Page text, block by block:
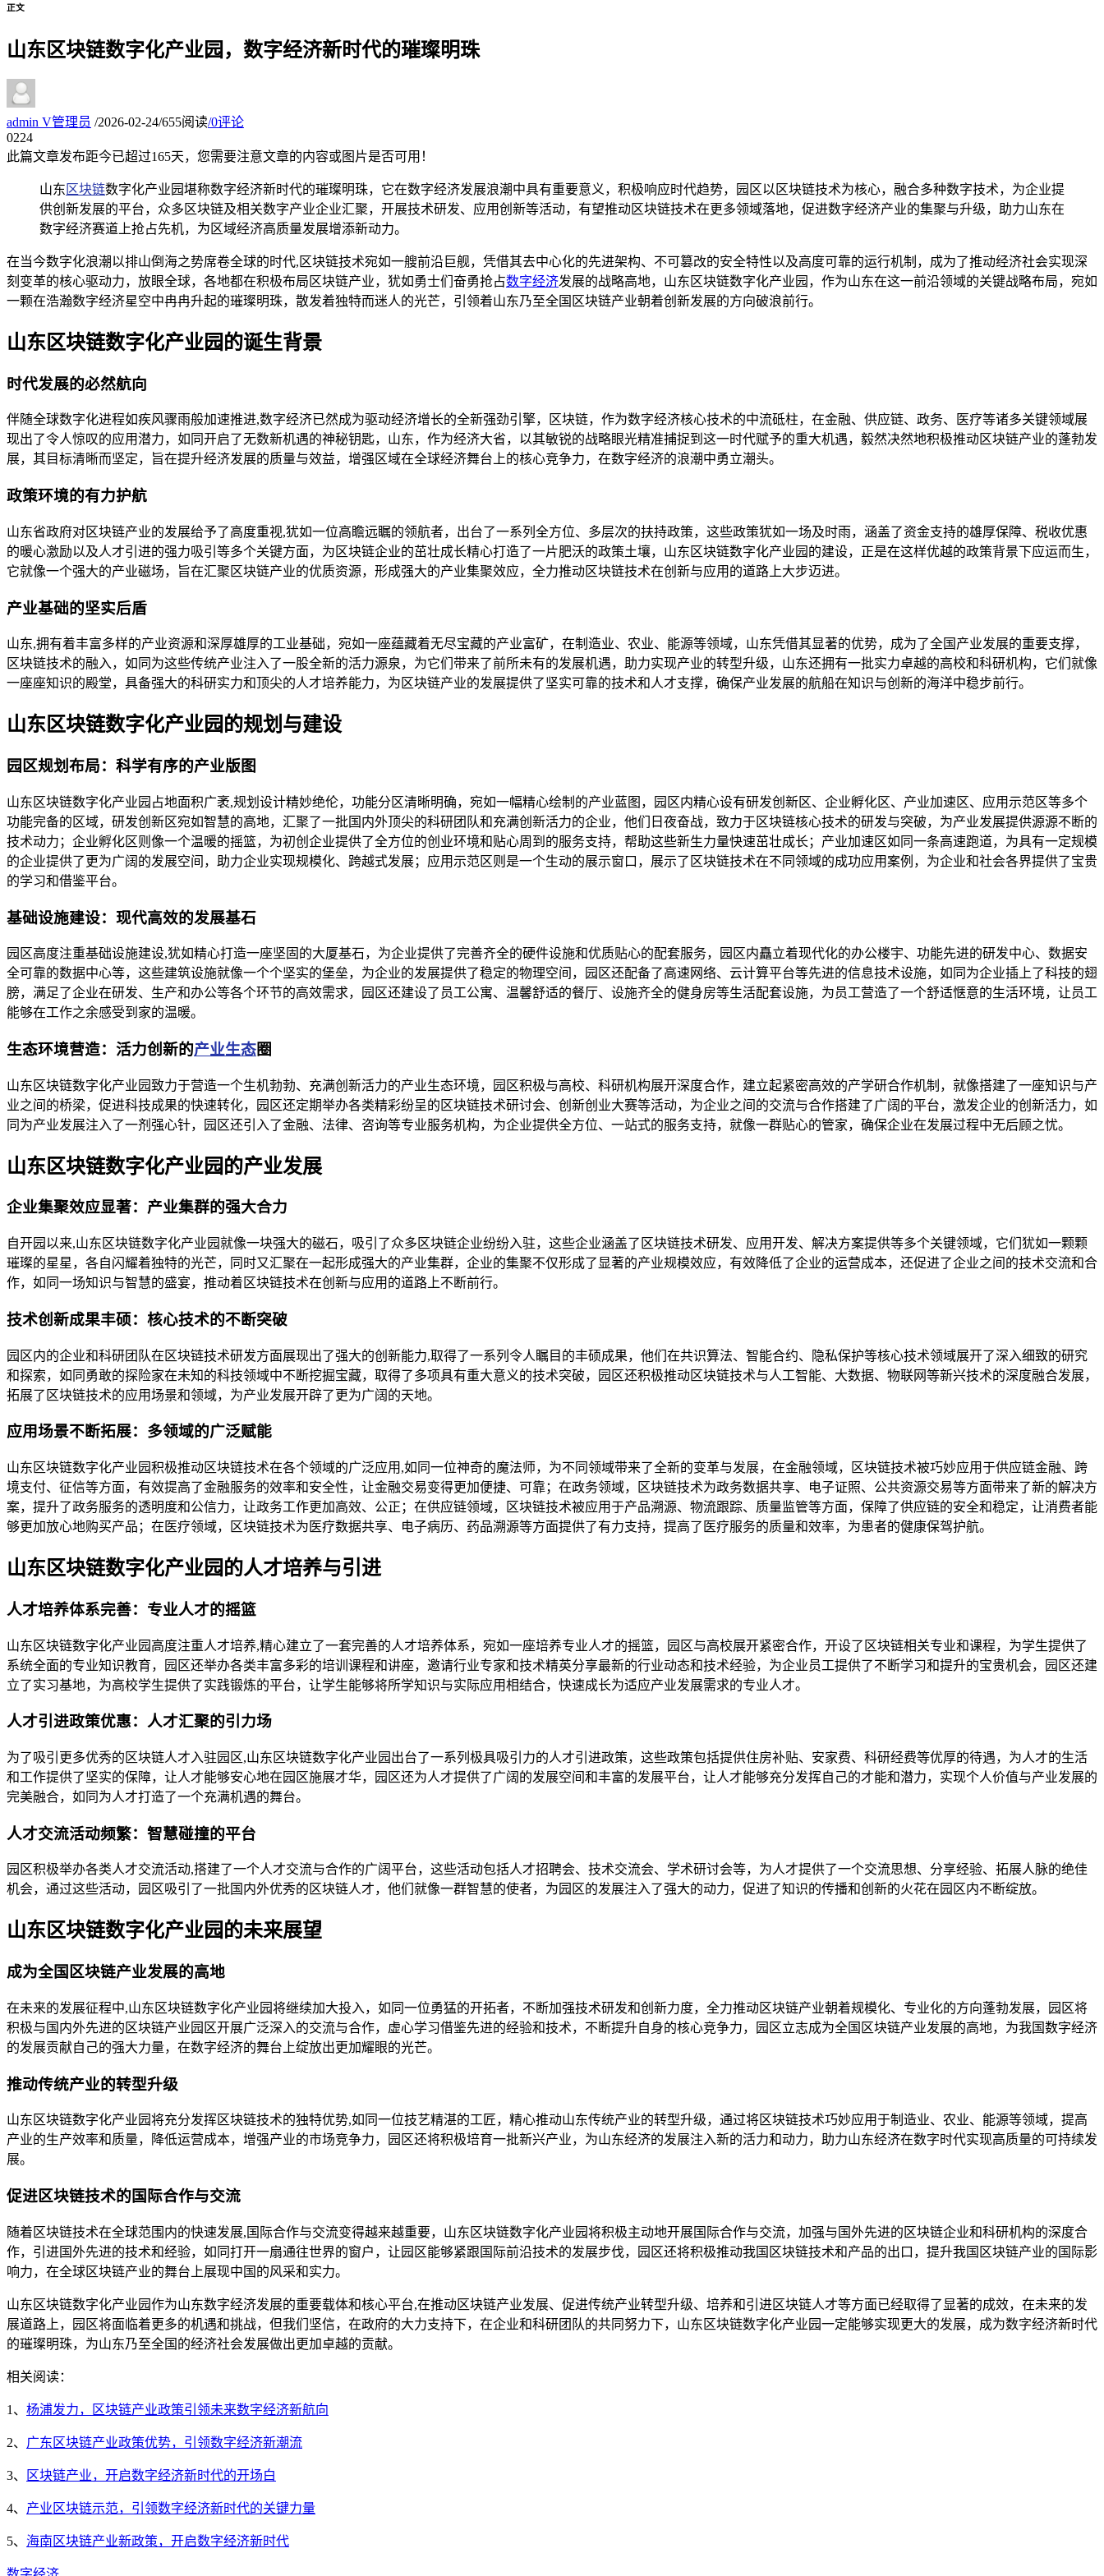
正文
山东区块链数字化产业园，数字经济新时代的璀璨明珠
admin V管理员 /2026-02-24/655阅读/0评论
0224
此篇文章发布距今已超过165天，您需要注意文章的内容或图片是否可用！
山东 区块链数字化产业园堪称数字经济新时代的璀璨明珠，它在数字经济发展浪潮中具有重要意义，积极响应时代趋势，园区以区块链技术为核心，融合多种数字技术，为企业提
供创新发展的平台，众多区块链及相关数字产业企业汇聚，开展技术研发、应用创新等活动，有望推动区块链技术在更多领域落地，促进数字经济产业的集聚与升级，助力山东在
数字经济赛道上抢占先机，为区域经济高质量发展增添新动力。
在当今数字化浪潮以排山倒海之势席卷全球的时代,区块链技术宛如一艘前沿巨舰，凭借其去中心化的先进架构、不可篡改的安全特性以及高度可靠的运行机制，成为了推动经济社会实现深
刻变革的核心驱动力，放眼全球，各地都在积极布局区块链产业，犹如勇士们奋勇抢占数字经济发展的战略高地，山东区块链数字化产业园，作为山东在这一前沿领域的关键战略布局，宛如
一颗在浩瀚数字经济星空中冉冉升起的璀璨明珠，散发着独特而迷人的光芒，引领着山东乃至全国区块链产业朝着创新发展的方向破浪前行。
山东区块链数字化产业园的诞生背景
时代发展的必然航向
伴随全球数字化进程如疾风骤雨般加速推进,数字经济已然成为驱动经济增长的全新强劲引擎，区块链，作为数字经济核心技术的中流砥柱，在金融、供应链、政务、医疗等诸多关键领域展
现出了令人惊叹的应用潜力，如同开启了无数新机遇的神秘钥匙，山东，作为经济大省，以其敏锐的战略眼光精准捕捉到这一时代赋予的重大机遇，毅然决然地积极推动区块链产业的蓬勃发
展，其目标清晰而坚定，旨在提升经济发展的质量与效益，增强区域在全球经济舞台上的核心竞争力，在数字经济的浪潮中勇立潮头。
政策环境的有力护航
山东省政府对区块链产业的发展给予了高度重视,犹如一位高瞻远瞩的领航者，出台了一系列全方位、多层次的扶持政策，这些政策犹如一场及时雨，涵盖了资金支持的雄厚保障、税收优惠
的暖心激励以及人才引进的强力吸引等多个关键方面，为区块链企业的茁壮成长精心打造了一片肥沃的政策土壤，山东区块链数字化产业园的建设，正是在这样优越的政策背景下应运而生，
它就像一个强大的产业磁场，旨在汇聚区块链产业的优质资源，形成强大的产业集聚效应，全力推动区块链技术在创新与应用的道路上大步迈进。
产业基础的坚实后盾
山东,拥有着丰富多样的产业资源和深厚雄厚的工业基础，宛如一座蕴藏着无尽宝藏的产业富矿，在制造业、农业、能源等领域，山东凭借其显著的优势，成为了全国产业发展的重要支撑，
区块链技术的融入，如同为这些传统产业注入了一股全新的活力源泉，为它们带来了前所未有的发展机遇，助力实现产业的转型升级，山东还拥有一批实力卓越的高校和科研机构，它们就像
一座座知识的殿堂，具备强大的科研实力和顶尖的人才培养能力，为区块链产业的发展提供了坚实可靠的技术和人才支撑，确保产业发展的航船在知识与创新的海洋中稳步前行。
山东区块链数字化产业园的规划与建设
园区规划布局：科学有序的产业版图
山东区块链数字化产业园占地面积广袤,规划设计精妙绝伦，功能分区清晰明确，宛如一幅精心绘制的产业蓝图，园区内精心设有研发创新区、企业孵化区、产业加速区、应用示范区等多个
功能完备的区域，研发创新区宛如智慧的高地，汇聚了一批国内外顶尖的科研团队和充满创新活力的企业，他们日夜奋战，致力于区块链核心技术的研发与突破，为产业发展提供源源不断的
技术动力；企业孵化区则像一个温暖的摇篮，为初创企业提供了全方位的创业环境和贴心周到的服务支持，帮助这些新生力量快速茁壮成长；产业加速区如同一条高速跑道，为具有一定规模
的企业提供了更为广阔的发展空间，助力企业实现规模化、跨越式发展；应用示范区则是一个生动的展示窗口，展示了区块链技术在不同领域的成功应用案例，为企业和社会各界提供了宝贵
的学习和借鉴平台。
基础设施建设：现代高效的发展基石
园区高度注重基础设施建设,犹如精心打造一座坚固的大厦基石，为企业提供了完善齐全的硬件设施和优质贴心的配套服务，园区内矗立着现代化的办公楼宇、功能先进的研发中心、数据安
全可靠的数据中心等，这些建筑设施就像一个个坚实的堡垒，为企业的发展提供了稳定的物理空间，园区还配备了高速网络、云计算平台等先进的信息技术设施，如同为企业插上了科技的翅
膀，满足了企业在研发、生产和办公等各个环节的高效需求，园区还建设了员工公寓、温馨舒适的餐厅、设施齐全的健身房等生活配套设施，为员工营造了一个舒适惬意的生活环境，让员工
能够在工作之余感受到家的温暖。
生态环境营造：活力创新的产业生态圈
山东区块链数字化产业园致力于营造一个生机勃勃、充满创新活力的产业生态环境，园区积极与高校、科研机构展开深度合作，建立起紧密高效的产学研合作机制，就像搭建了一座知识与产
业之间的桥梁，促进科技成果的快速转化，园区还定期举办各类精彩纷呈的区块链技术研讨会、创新创业大赛等活动，为企业之间的交流与合作搭建了广阔的平台，激发企业的创新活力，如
同为产业发展注入了一剂强心针，园区还引入了金融、法律、咨询等专业服务机构，为企业提供全方位、一站式的服务支持，就像一群贴心的管家，确保企业在发展过程中无后顾之忧。
山东区块链数字化产业园的产业发展
企业集聚效应显著：产业集群的强大合力
自开园以来,山东区块链数字化产业园就像一块强大的磁石，吸引了众多区块链企业纷纷入驻，这些企业涵盖了区块链技术研发、应用开发、解决方案提供等多个关键领域，它们犹如一颗颗
璀璨的星星，各自闪耀着独特的光芒，同时又汇聚在一起形成强大的产业集群，企业的集聚不仅形成了显著的产业规模效应，有效降低了企业的运营成本，还促进了企业之间的技术交流和合
作，如同一场知识与智慧的盛宴，推动着区块链技术在创新与应用的道路上不断前行。
技术创新成果丰硕：核心技术的不断突破
园区内的企业和科研团队在区块链技术研发方面展现出了强大的创新能力,取得了一系列令人瞩目的丰硕成果，他们在共识算法、智能合约、隐私保护等核心技术领域展开了深入细致的研究
和探索，如同勇敢的探险家在未知的科技领域中不断挖掘宝藏，取得了多项具有重大意义的技术突破，园区还积极推动区块链技术与人工智能、大数据、物联网等新兴技术的深度融合发展，
拓展了区块链技术的应用场景和领域，为产业发展开辟了更为广阔的天地。
应用场景不断拓展：多领域的广泛赋能
山东区块链数字化产业园积极推动区块链技术在各个领域的广泛应用,如同一位神奇的魔法师，为不同领域带来了全新的变革与发展，在金融领域，区块链技术被巧妙应用于供应链金融、跨
境支付、征信等方面，有效提高了金融服务的效率和安全性，让金融交易变得更加便捷、可靠；在政务领域，区块链技术为政务数据共享、电子证照、公共资源交易等方面带来了新的解决方
案，提升了政务服务的透明度和公信力，让政务工作更加高效、公正；在供应链领域，区块链技术被应用于产品溯源、物流跟踪、质量监管等方面，保障了供应链的安全和稳定，让消费者能
够更加放心地购买产品；在医疗领域，区块链技术为医疗数据共享、电子病历、药品溯源等方面提供了有力支持，提高了医疗服务的质量和效率，为患者的健康保驾护航。
山东区块链数字化产业园的人才培养与引进
人才培养体系完善：专业人才的摇篮
山东区块链数字化产业园高度注重人才培养,精心建立了一套完善的人才培养体系，宛如一座培养专业人才的摇篮，园区与高校展开紧密合作，开设了区块链相关专业和课程，为学生提供了
系统全面的专业知识教育，园区还举办各类丰富多彩的培训课程和讲座，邀请行业专家和技术精英分享最新的行业动态和技术经验，为企业员工提供了不断学习和提升的宝贵机会，园区还建
立了实习基地，为高校学生提供了实践锻炼的平台，让学生能够将所学知识与实际应用相结合，快速成长为适应产业发展需求的专业人才。
人才引进政策优惠：人才汇聚的引力场
为了吸引更多优秀的区块链人才入驻园区,山东区块链数字化产业园出台了一系列极具吸引力的人才引进政策，这些政策包括提供住房补贴、安家费、科研经费等优厚的待遇，为人才的生活
和工作提供了坚实的保障，让人才能够安心地在园区施展才华，园区还为人才提供了广阔的发展空间和丰富的发展平台，让人才能够充分发挥自己的才能和潜力，实现个人价值与产业发展的
完美融合，如同为人才打造了一个充满机遇的舞台。
人才交流活动频繁：智慧碰撞的平台
园区积极举办各类人才交流活动,搭建了一个人才交流与合作的广阔平台，这些活动包括人才招聘会、技术交流会、学术研讨会等，为人才提供了一个交流思想、分享经验、拓展人脉的绝佳
机会，通过这些活动，园区吸引了一批国内外优秀的区块链人才，他们就像一群智慧的使者，为园区的发展注入了强大的动力，促进了知识的传播和创新的火花在园区内不断绽放。
山东区块链数字化产业园的未来展望
成为全国区块链产业发展的高地
在未来的发展征程中,山东区块链数字化产业园将继续加大投入，如同一位勇猛的开拓者，不断加强技术研发和创新力度，全力推动区块链产业朝着规模化、专业化的方向蓬勃发展，园区将
积极与国内外先进的区块链产业园区开展广泛深入的交流与合作，虚心学习借鉴先进的经验和技术，不断提升自身的核心竞争力，园区立志成为全国区块链产业发展的高地，为我国数字经济
的发展贡献自己的强大力量，在数字经济的舞台上绽放出更加耀眼的光芒。
推动传统产业的转型升级
山东区块链数字化产业园将充分发挥区块链技术的独特优势,如同一位技艺精湛的工匠，精心推动山东传统产业的转型升级，通过将区块链技术巧妙应用于制造业、农业、能源等领域，提高
产业的生产效率和质量，降低运营成本，增强产业的市场竞争力，园区还将积极培育一批新兴产业，为山东经济的发展注入新的活力和动力，助力山东经济在数字时代实现高质量的可持续发
展。
促进区块链技术的国际合作与交流
随着区块链技术在全球范围内的快速发展,国际合作与交流变得越来越重要，山东区块链数字化产业园将积极主动地开展国际合作与交流，加强与国外先进的区块链企业和科研机构的深度合
作，引进国外先进的技术和经验，如同打开一扇通往世界的窗户，让园区能够紧跟国际前沿技术的发展步伐，园区还将积极推动我国区块链技术和产品的出口，提升我国区块链产业的国际影
响力，在全球区块链产业的舞台上展现中国的风采和实力。
山东区块链数字化产业园作为山东数字经济发展的重要载体和核心平台,在推动区块链产业发展、促进传统产业转型升级、培养和引进区块链人才等方面已经取得了显著的成效，在未来的发
展道路上，园区将面临着更多的机遇和挑战，但我们坚信，在政府的大力支持下，在企业和科研团队的共同努力下，山东区块链数字化产业园一定能够实现更大的发展，成为数字经济新时代
的璀璨明珠，为山东乃至全国的经济社会发展做出更加卓越的贡献。
相关阅读：
1、 杨浦发力，区块链产业政策引领未来数字经济新航向
2、 广东区块链产业政策优势，引领数字经济新潮流
3、 区块链产业，开启数字经济新时代的开场白
4、 产业区块链示范，引领数字经济新时代的关键力量
5、 海南区块链产业新政策，开启数字经济新时代